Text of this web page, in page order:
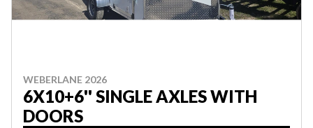
WEBERLANE 2026
6X10+6'' SINGLE AXLES WITH
DOORS